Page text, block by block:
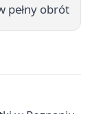
pełny obrót